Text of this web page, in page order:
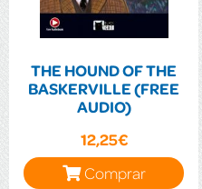
THE HOUND OF THE
BASKERVILLE (FREE
AUDIO)
12,25€
Comprar